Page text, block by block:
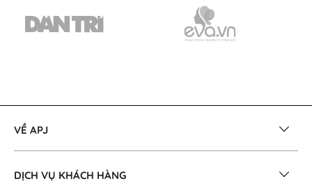
VỀ APJ
DỊCH VỤ KHÁCH HÀNG